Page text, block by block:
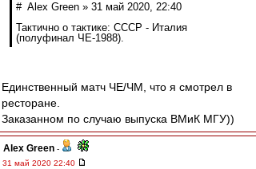
# Alex Green » 31 май 2020, 22:40
Тактично о тактике: СССР - Италия
(полуфинал ЧЕ-1988).
Единственный матч ЧЕ/ЧМ, что я смотрел в
ресторане.
Заказанном по случаю выпуска ВМиК МГУ))
Alex Green -
31 май 2020 22:40